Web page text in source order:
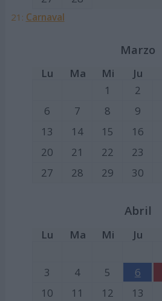
21: Carnaval
Marzo
Lu Ma Mi Ju
1
2
6
7 8 9
13
14 15 16
20
21 22 23
27
28 29 30
Abril
Lu Ma Mi Ju
3
4 5 6
10
11 12 13